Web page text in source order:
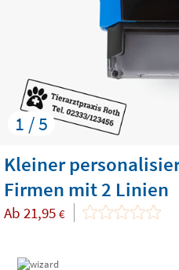
1 / 5
Kleiner
Firmen mit 2 Linien
Ab 21,95 €